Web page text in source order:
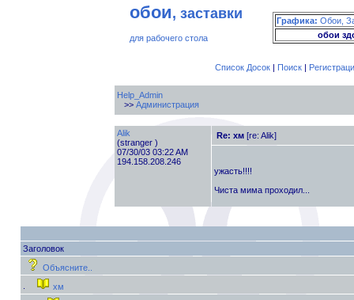
обои, заставки
для рабочего стола
Графика: Обои,
обои
Список Досок | Поиск |
Help_Admin
>> Администрация
Alik
(stranger )
07/30/03 03:22 AM
194.158.208.246
Re: хм [re: Alik]
ужасть!!!!
Чиста мима проходил...
Заголовок
Объясните..
хм